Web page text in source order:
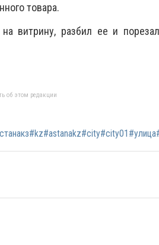
товара.
витрину, разбил ее и
об этом редакции